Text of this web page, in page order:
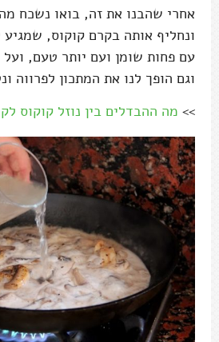
אחרי שהבנו את זה, בואו נשכח
ונחליף אותה בקרם קוקוס,
עם פחות שומן ועם יותר טעם,
וגם הופך לנו את המתכון לפרווה
>> מה ההבדלים בין נוזל קוקוס